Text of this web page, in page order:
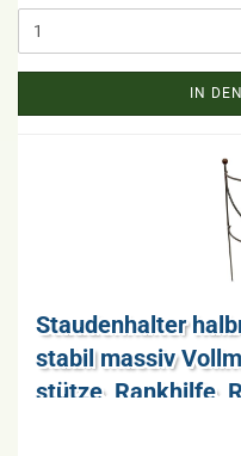
IN
Stau­den­hal­ter
sta­bil mas­siv
stüt­ze, Rank­hil­fe,